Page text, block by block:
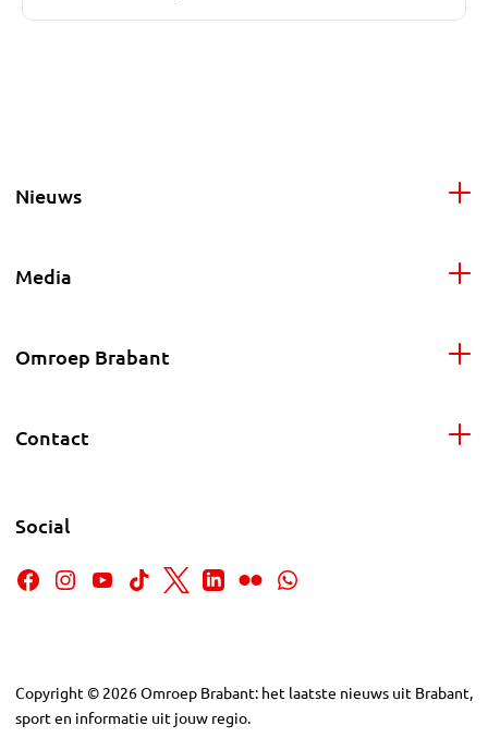
Nieuws
Media
Omroep Brabant
Contact
Social
Copyright © 2026Omroep Brabant: het laatste nieuws uit Brabant,
sport en informatie uit jouw regio.